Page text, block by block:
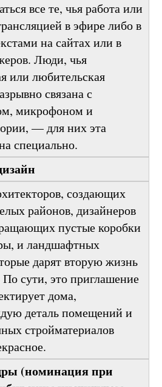
все те, чья работа или
в эфире либо в
на сайтах или в
Люди, чья
или любительская
связана с
микрофоном и
— для них эта
специально.
создающих
районов, дизайнеров
пустые коробки
и ландшафтных
дарят вторую жизнь
сути, это приглашение
дома,
деталь помещений и
стройматериалов